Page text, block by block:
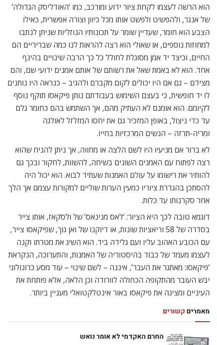
הוא הרשה לעצמו לקחת ציור ידוע ומורכב, כמו ‘האודליסק הגדולה’
של אנגר, ולהפשיט ולפשט אותו מכל כיוון וצורה אפשרית, כאילו
הצבע הוא חומר, שעדיין שומר על תכונותיו הנוזליות שניתן לנתבו
למחוזות נוספים, או שאולי הוא רצה להראות לנו כמה שבריריים הם
החיים, וכיצד יד אמן מסוגלת לחולל כל כך הרבה שינויים בהינף
אחד. הוא לא באמת שאל את רשותם של אותם אמנים ידועי שם, והם
מצידם – גם אם היו יכולים לקום מקברם ולהגיב – כנראה היו נותנים
לו יד חופשית, כי בעצם השימוש בעבודתם נותן פיקאסו תוקף נוסף
לקיומם. הוא אומנם לא העתיק מהם, אך השתמש בהם כחומר גלם
עד כדי ניצול, באופן המזכיר גם את יחסו המזלזל לאולגה
ומריה-תרזה – הנשים המרכזיות בחייו.
לא ברור אם מניעיו היו לשם הלצה או מחווה, אך ניתן להניח שהוא
רצה לפתוח עם האמנים השונים בשיחה, להשוות, לחקור ובכך גם
להותיר את רישומו על עולם האמנות שעתיד לבוא. הוא יכול היה
להסתכן בהגדרת ציוריו כמעין הערות שוליים למקורות עצמם אך הלך
אחר סקרנותו עד כלות.
דוגמא טובה לכך היא הציור: ‘לאס מנינאס’ של ולסקאז, אותו צייר
בסדרה של 58 וריאציות שונות, או דיוקנו של ואן גוך, שפיקאסו צייר,
עם הכובע האהוב עליו ועם גלידה ביד. הוא השיג את מטרתו וקנה
לעצמו מעמד של כבוד בהיסטוריה של האמנות, והתערוכה, הנקראת
‘פיקאסו: מאתגר את העבר’, איננה – לשם שינוי – עוד מסע כרונולוגי
יבש העובר מהתקופה הכחולה לוורודה וכן הלאה, אלא פותחת את
העיניים ומציגה את פיקאסו באור אינטלקטואלי מעניין ביותר.
מאמרים קשורים
החרם האקדמי לא אומר נואש